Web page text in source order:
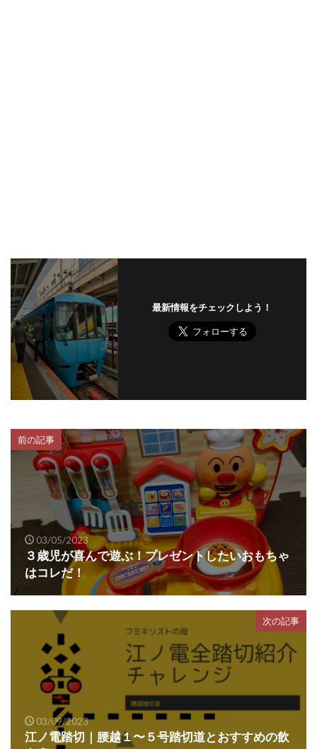
最新情報をチェックしよう！
前の記事
03/05/2023
３歳児が喜んで遊ぶ！プレゼントしたいおもちゃ
はコレだ！
次の記事
03/09/2023
江ノ電踏切｜腰越１〜５号踏切道とおすすめの飲